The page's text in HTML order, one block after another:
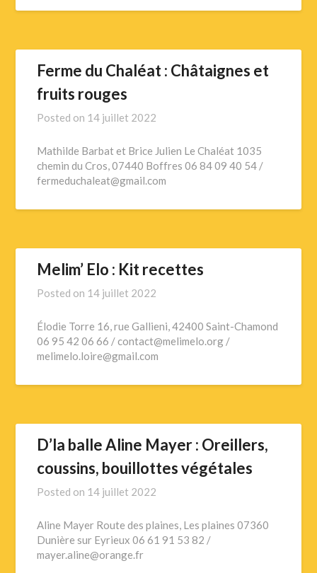
Ferme du Chaléat : Châtaignes et
fruits rouges
Posted on 14 juillet 2022
Mathilde Barbat et Brice Julien Le Chaléat 1035
chemin du Cros, 07440 Boffres 06 84 09 40 54 /
fermeduchaleat@gmail.com
Melim’ Elo : Kit recettes
Posted on 14 juillet 2022
Élodie Torre 16, rue Gallieni, 42400 Saint-Chamond
06 95 42 06 66 / contact@melimelo.org /
melimelo.loire@gmail.com
D’la balle Aline Mayer : Oreillers,
coussins, bouillottes végétales
Posted on 14 juillet 2022
Aline Mayer Route des plaines, Les plaines 07360
Dunière sur Eyrieux 06 61 91 53 82 /
mayer.aline@orange.fr